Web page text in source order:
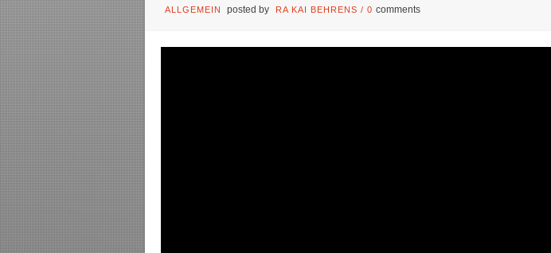
ALLGEMEIN posted by RA KAI BEHRENS /0comments